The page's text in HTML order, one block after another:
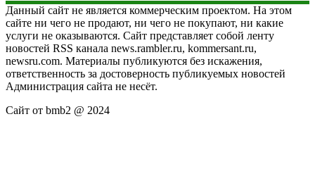
Данный сайт не является коммерческим проектом. На этом
сайте ни чего не продают, ни чего не покупают, ни какие
услуги не оказываются. Сайт представляет собой ленту
новостей RSS канала news.rambler.ru, kommersant.ru,
newsru.com. Материалы публикуются без искажения,
ответственность за достоверность публикуемых новостей
Администрация сайта не несёт.
Сайт от bmb2 @ 2024